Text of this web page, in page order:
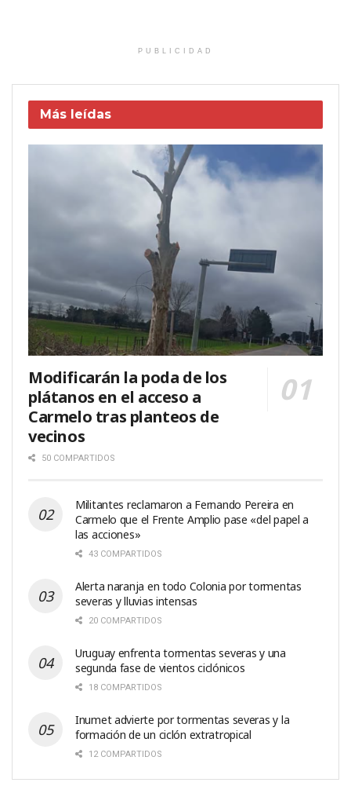
PUBLICIDAD
Más leídas
Modificarán la poda de los
plátanos en el acceso a
Carmelo tras planteos de
vecinos
50 COMPARTIDOS
Militantes reclamaron a Fernando Pereira en
Carmelo que el Frente Amplio pase «del papel a
las acciones»
43 COMPARTIDOS
Alerta naranja en todo Colonia por tormentas
severas y lluvias intensas
20 COMPARTIDOS
Uruguay enfrenta tormentas severas y una
segunda fase de vientos ciclónicos
18 COMPARTIDOS
Inumet advierte por tormentas severas y la
formación de un ciclón extratropical
12 COMPARTIDOS